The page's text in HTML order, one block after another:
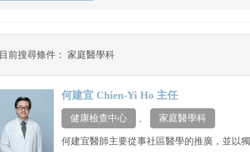
目前搜尋條件： 家庭醫學科
何建宜 Chien-Yi Ho 主任
健康檢查中心 家庭醫學科
何建宜醫師主要從事社區醫學的推廣，並以